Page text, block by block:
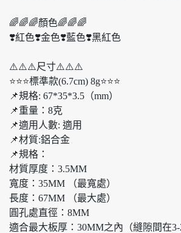
🌈🌈🌈顏色🌈🌈🌈
❣️紅色❣️金色❣️藍色❣️黑紅色
⚠️⚠️⚠️尺寸⚠️⚠️⚠️
⭐️⭐️⭐️標準款(6.7cm) 8g⭐️⭐️⭐️
📌規格: 67*35*3.5（mm）
📌重量：8克
📌適用人數: 適用
📌材質:鋁合金
📌規格：
材質厚度：3.5MM
寬度：35MM （最寬處）
長度：67MM （最大處）
圓孔處直徑：8MM
適合最大板厚：30MM之內（縫隙間在3-